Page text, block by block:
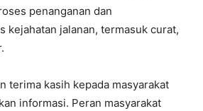
penanganan dan
kejahatan jalanan, termasuk curat,
terima kasih kepada masyarakat
informasi. Peran masyarakat